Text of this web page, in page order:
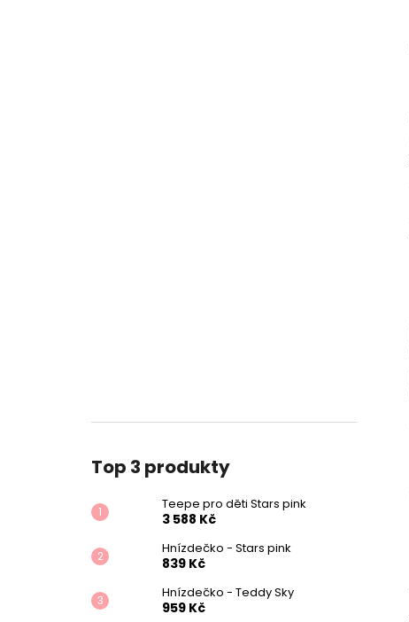
Top 3 produkty
Teepe pro děti Stars pink
3 588 Kč
Hnízdečko - Stars pink
839 Kč
Hnízdečko - Teddy Sky
959 Kč